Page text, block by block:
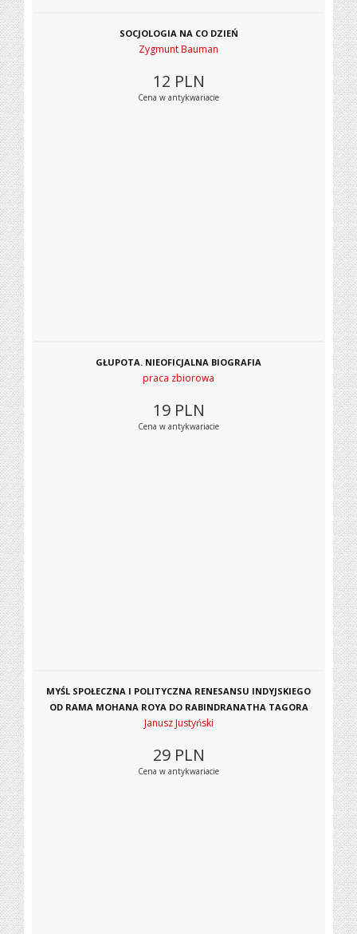
SOCJOLOGIA NA CO DZIEŃ
Zygmunt Bauman
12 PLN
Cena w antykwariacie
GŁUPOTA. NIEOFICJALNA BIOGRAFIA
praca zbiorowa
19 PLN
Cena w antykwariacie
MYŚL SPOŁECZNA I POLITYCZNA RENESANSU INDYJSKIEGO
OD RAMA MOHANA ROYA DO RABINDRANATHA TAGORA
Janusz Justyński
29 PLN
Cena w antykwariacie